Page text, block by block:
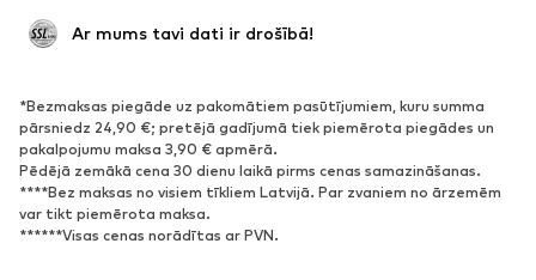
Svinības
Ekskluzīvi
APAVI
Jaunumi
Šobrīd populāri
Brīvā laika apavi
Puszābaki
Augstpapēžu apavi
Zābaki
Ar mums tavi dati ir drošībā!
*Bezmaksas piegāde uz pakomātiem pasūtījumiem, kuru summa
pārsniedz 24,90 €; pretējā gadījumā tiek piemērota piegādes un
pakalpojumu maksa 3,90 € apmērā.
Pēdējā zemākā cena 30 dienu laikā pirms cenas samazināšanas.
****Bez maksas no visiem tīkliem Latvijā. Par zvaniem no ārzemēm
var tikt piemērota maksa.
******Visas cenas norādītas ar PVN.